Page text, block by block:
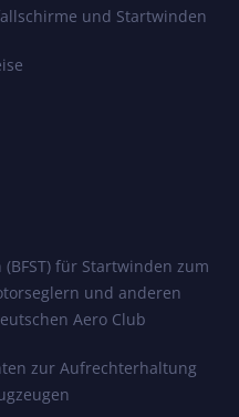
und Startwinden
für Startwinden zum
und anderen
Aero Club
zur Aufrechterhaltung